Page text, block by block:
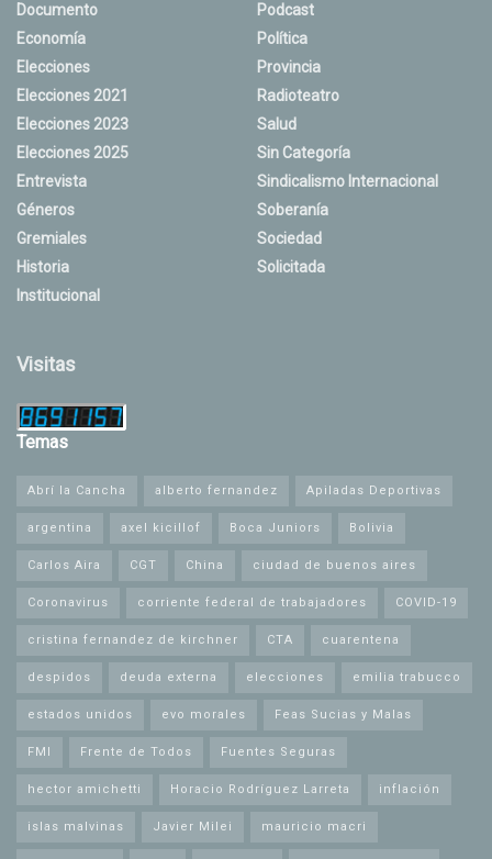
Documento
Economía
Elecciones
Elecciones 2021
Elecciones 2023
Elecciones 2025
Entrevista
Géneros
Gremiales
Historia
Institucional
Podcast
Política
Provincia
Radioteatro
Salud
Sin Categoría
Sindicalismo Internacional
Soberanía
Sociedad
Solicitada
Visitas
Temas
Abrí la Cancha alberto fernandez Apiladas Deportivas
argentina axel kicillof Boca Juniors Bolivia
Carlos Aira CGT China ciudad de buenos aires
Coronavirus corriente federal de trabajadores COVID-19
cristina fernandez de kirchner CTA cuarentena
despidos deuda externa elecciones emilia trabucco
estados unidos evo morales Feas Sucias y Malas
FMI Frente de Todos Fuentes Seguras
hector amichetti Horacio Rodríguez Larreta inflación
islas malvinas Javier Milei mauricio macri